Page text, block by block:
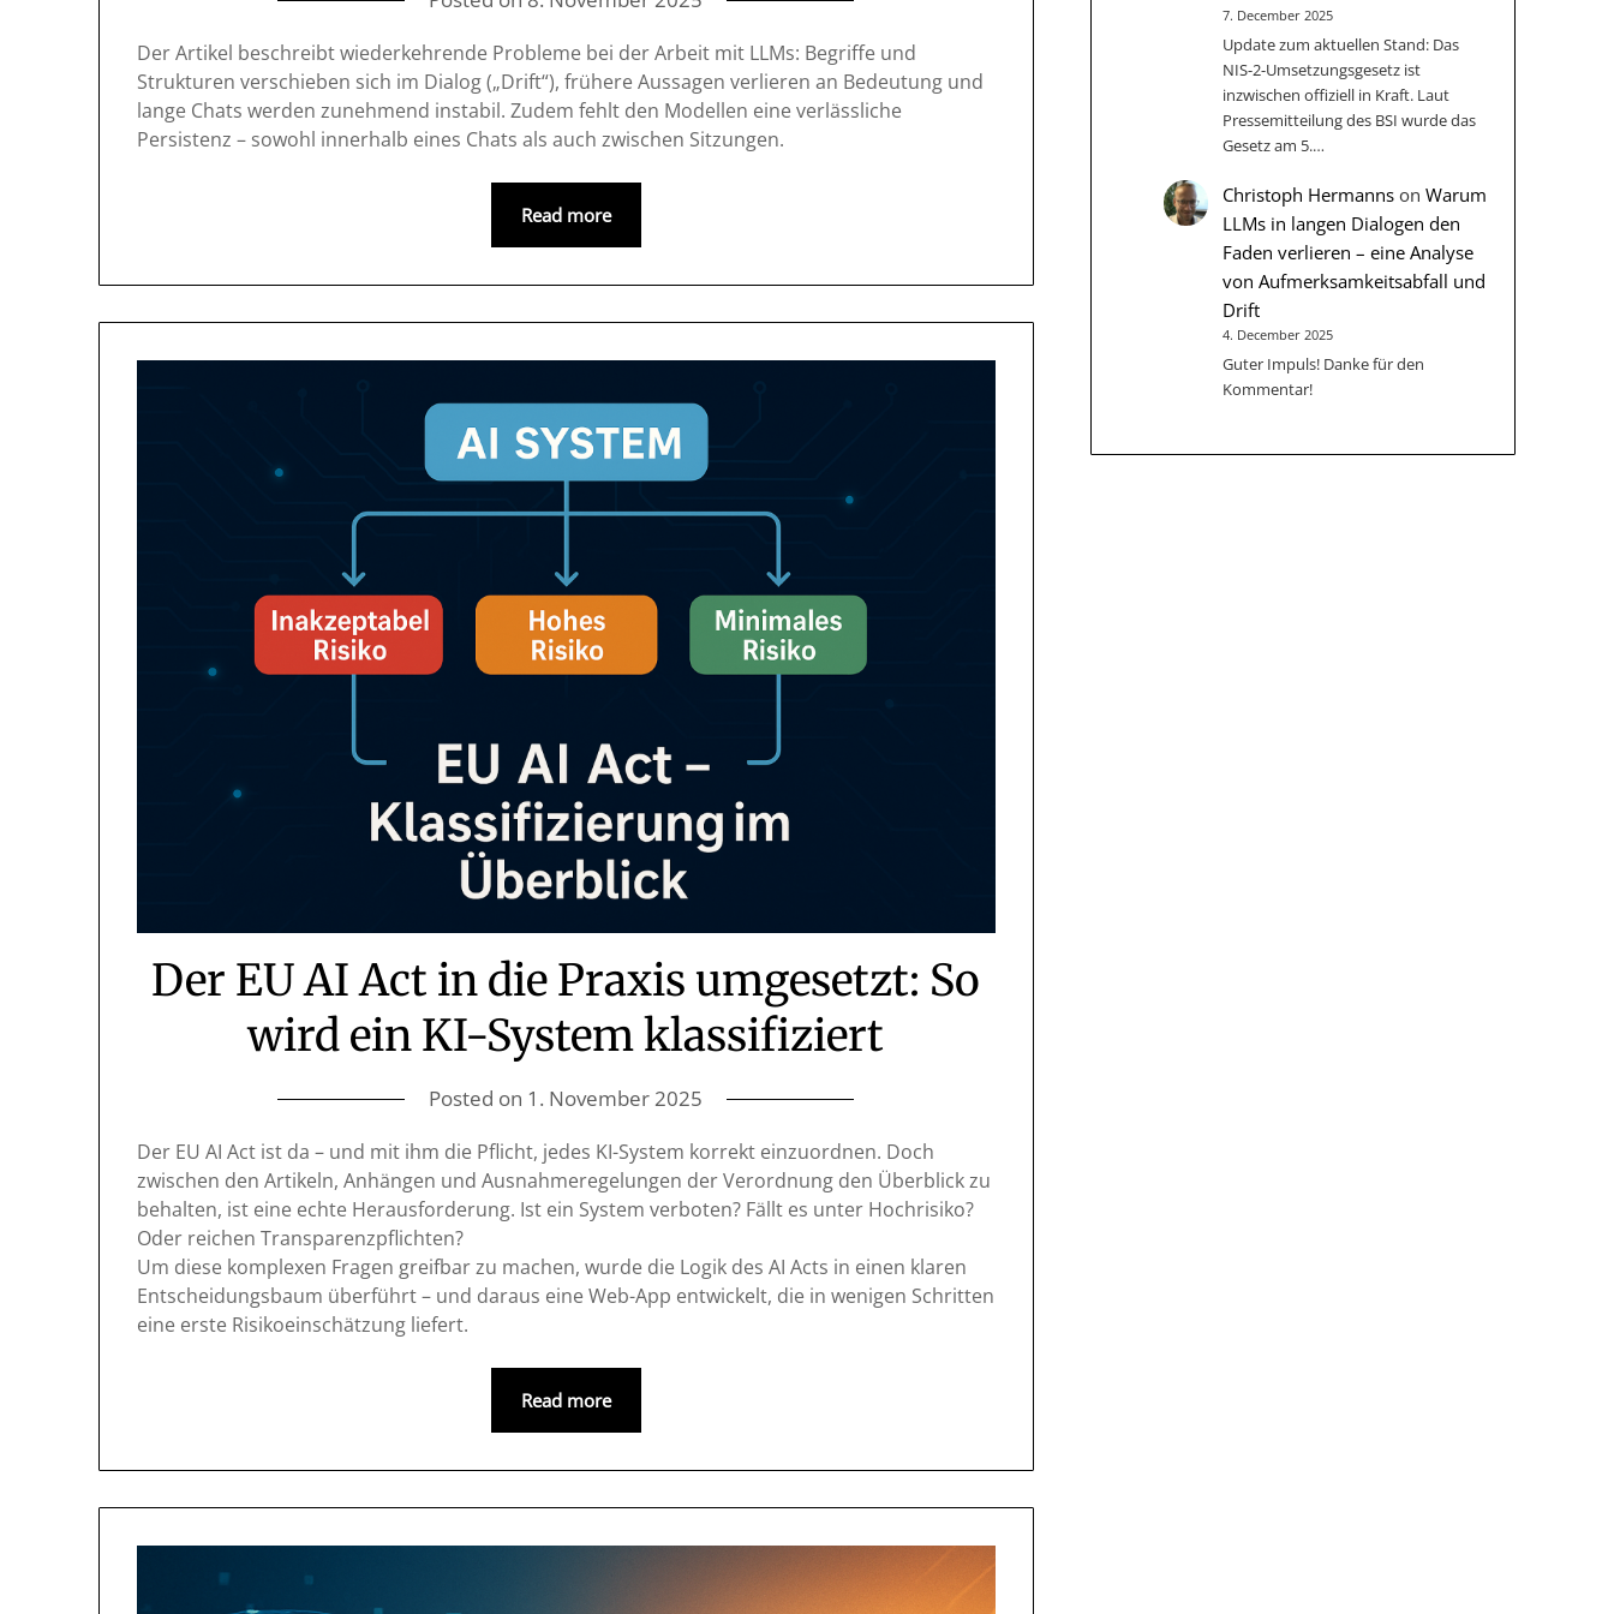
Der Artikel beschreibt wiederkehrende Probleme bei der Arbeit mit LLMs: Begriffe und
Strukturen verschieben sich im Dialog („Drift“), frühere Aussagen verlieren an Bedeutung und
lange Chats werden zunehmend instabil. Zudem fehlt den Modellen eine verlässliche
Persistenz – sowohl innerhalb eines Chats als auch zwischen Sitzungen.
Read more
Der EU AI Act in die Praxis umgesetzt: So
wird ein KI-System klassifiziert
Posted on 1. November 2025
Der EU AI Act ist da – und mit ihm die Pflicht, jedes KI-System korrekt einzuordnen. Doch
zwischen den Artikeln, Anhängen und Ausnahmeregelungen der Verordnung den Überblick zu
behalten, ist eine echte Herausforderung. Ist ein System verboten? Fällt es unter Hochrisiko?
Oder reichen Transparenzpflichten?
Um diese komplexen Fragen greifbar zu machen, wurde die Logik des AI Acts in einen klaren
Entscheidungsbaum überführt – und daraus eine Web-App entwickelt, die in wenigen Schritten
eine erste Risikoeinschätzung liefert.
Read more
7. December 2025
Update zum aktuellen Stand: Das
NIS-2-Umsetzungsgesetz ist
inzwischen offiziell in Kraft. Laut
Pressemitteilung des BSI wurde das
Gesetz am 5.…
Christoph Hermannson Warum
LLMs in langen Dialogen den
Faden verlieren – eine Analyse
von Aufmerksamkeitsabfall und
Drift
4. December 2025
Guter Impuls! Danke für den
Kommentar!